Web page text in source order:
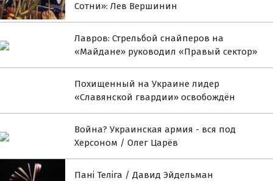
Сотни»: Лев Вершинин
Лавров: Стрельбой снайперов на
«Майдане» руководил «Правый сектор»
Похищенный на Украине лидер
«Славянской гвардии» освобождён
Война? Украинская армия - вся под
Херсоном / Олег Царёв
Пані Теліга / Давид Эйдельман